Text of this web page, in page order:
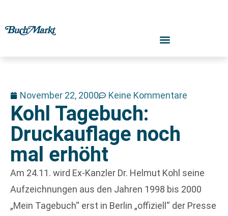
November 22, 2000 Keine Kommentare
Kohl Tagebuch:
Druckauflage noch
mal erhöht
Am 24.11. wird Ex-Kanzler Dr. Helmut Kohl seine
Aufzeichnungen aus den Jahren 1998 bis 2000
„Mein Tagebuch“ erst in Berlin „offiziell“ der Presse